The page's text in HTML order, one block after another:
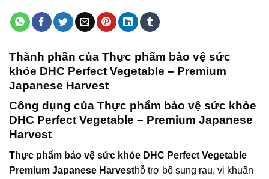
Thành phần của Thực phẩm bảo vệ sức
khỏe DHC Perfect Vegetable – Premium
Japanese Harvest
Công dụng của Thực phẩm bảo vệ sức khỏe
DHC Perfect Vegetable – Premium Japanese
Harvest
Thực phẩm bảo vệ sức khỏe DHC Perfect Vegetable
Premium Japanese Harvesthỗ trợ bổ sung rau, vi khuẩn